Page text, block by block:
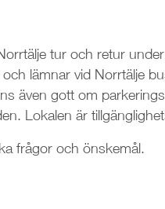
tur och retur
lämnar vid Norrtälje
även gott om
Lokalen är
frågor och önskemål.